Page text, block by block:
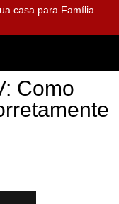
casa para Família
Como